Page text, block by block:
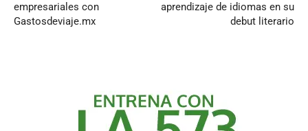
empresariales con
Gastosdeviaje.mx
aprendizaje de idiomas en su
debut literario